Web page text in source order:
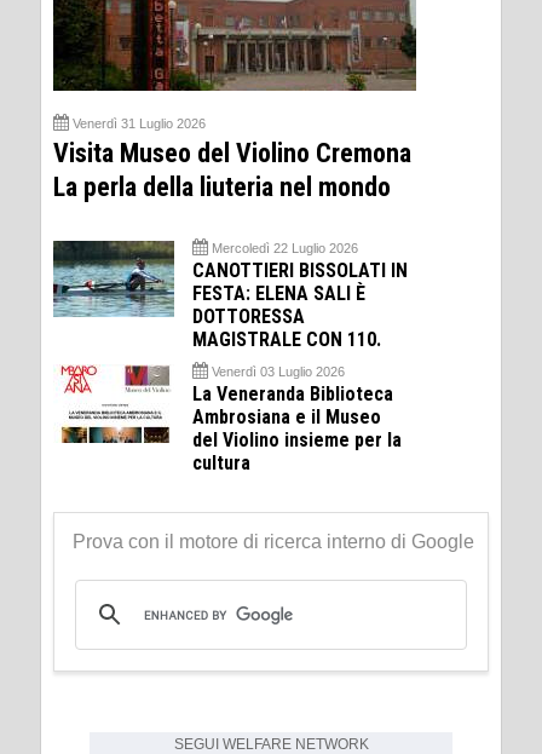
Venerdì 31 Luglio 2026
Visita Museo del Violino Cremona
La perla della liuteria nel mondo
Mercoledì 22 Luglio 2026
CANOTTIERI BISSOLATI IN
FESTA: ELENA SALI È
DOTTORESSA
MAGISTRALE CON 110.
Venerdì 03 Luglio 2026
La Veneranda Biblioteca
Ambrosiana e il Museo
del Violino insieme per la
cultura
Prova con il motore di ricerca interno di Google
SEGUI WELFARE NETWORK